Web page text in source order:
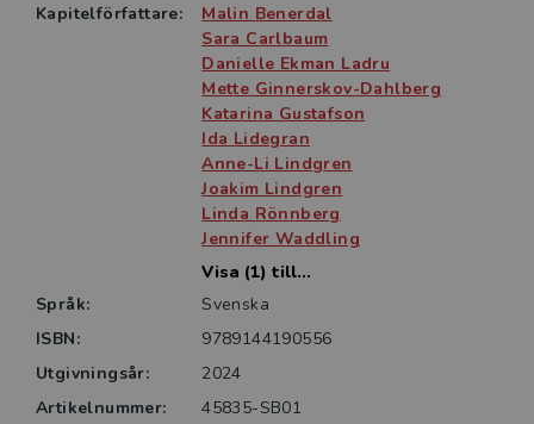
Kapitelförfattare:
Malin Benerdal
Sara Carlbaum
Danielle Ekman Ladru
Mette Ginnerskov-Dahlberg
Katarina Gustafson
Ida Lidegran
Anne-Li Lindgren
Joakim Lindgren
Linda Rönnberg
Jennifer Waddling
Visa (1) till...
Språk:
Svenska
ISBN:
9789144190556
Utgivningsår:
2024
Artikelnummer:
45835-SB01